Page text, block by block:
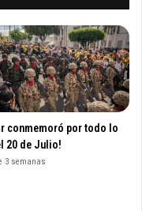
conmemoró por todo lo
20 de Julio!
3 semanas